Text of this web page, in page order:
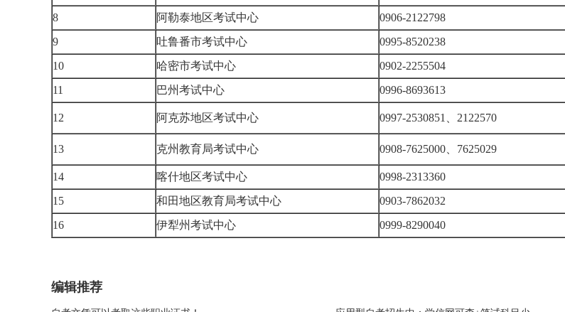
8
阿勒泰地区考试中心
0906-2122798
9
吐鲁番市考试中心
0995-8520238
10
哈密市考试中心
0902-2255504
11
巴州考试中心 0996-8693613
12 阿克苏地区考试中心 0997-2530851、2122570
13 克州教育局考试中心 0908-7625000、7625029
14 喀什地区考试中心
0998-2313360
15
和田地区教育局考试中心
0903-7862032
16
伊犁州考试中心 0999-8290040
编辑推荐